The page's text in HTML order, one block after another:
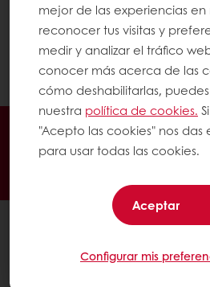
1. Hervé Robert (2015). Les
chocolat. VRAI/FAUX sur
gourmand Edp Sciences"
mejor de las experiencias
reconocer tus visitas y
medir y analizar el tráfico
conocer más acerca de las
cómo deshabilitarlas,
nuestra política de cookies.
"Acepto las cookies" nos das
para usar todas las cookies.
Aceptar
Configurar mis
En línea 24/7
Pago en
Promociones exclusivas
Ver todos los productos